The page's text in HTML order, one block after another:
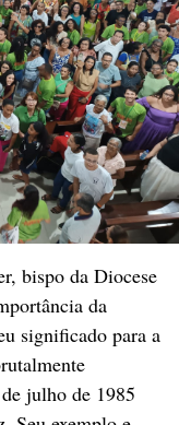
bispo da Diocese
da
significado para a
julho de 1985